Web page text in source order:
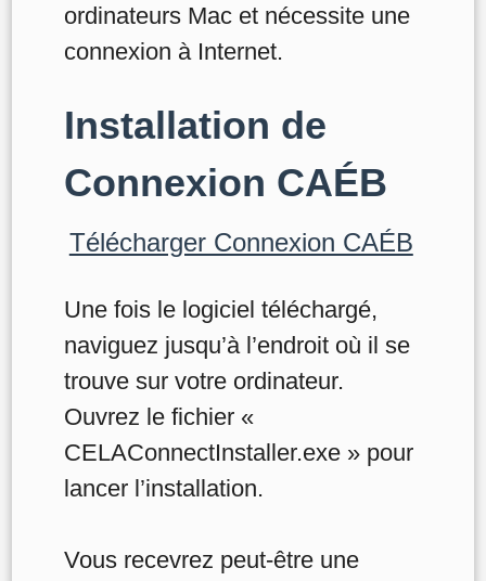
ordinateurs Mac et nécessite une
connexion à Internet.
Installation de
Connexion CAÉB
Télécharger Connexion CAÉB
Une fois le logiciel téléchargé,
naviguez jusqu’à l’endroit où il se
trouve sur votre ordinateur.
Ouvrez le fichier «
CELAConnectInstaller.exe » pour
lancer l’installation.
Vous recevrez peut-être une